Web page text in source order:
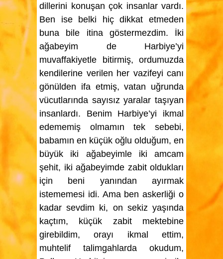
dillerini konuşan çok insanlar vardı.
Ben ise belki hiç dikkat etmeden
buna bile itina göstermezdim. İki
ağabeyim de Harbiye’yi
muvaffakiyetle bitirmiş, ordumuzda
kendilerine verilen her vazifeyi canı
gönülden ifa etmiş, vatan uğrunda
vücutlarında sayısız yaralar taşıyan
insanlardı. Benim Harbiye’yi ikmal
edememiş olmamın tek sebebi,
babamın en küçük oğlu olduğum, en
büyük iki ağabeyimle iki amcam
şehit, iki ağabeyimde zabit oldukları
için beni yanından ayırmak
istememesi idi. Ama ben askerliği o
kadar sevdim ki, on sekiz yaşında
kaçtım, küçük zabit mektebine
girebildim, orayı ikmal ettim,
muhtelif talimgahlarda okudum,